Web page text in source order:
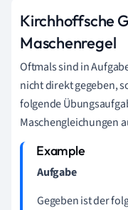
Kirchhoffsche
Maschenregel
Oftmals sind in
nicht direkt gegeben,
folgende
Maschengleichungen
Aufgabe
Gegeben ist der